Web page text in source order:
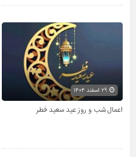
اعمال شب و روز عید سعید فطر